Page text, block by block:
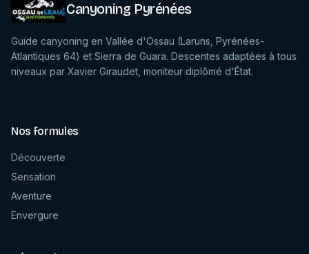
Canyoning Pyrénées
Guide canyoning en Vallée d'Ossau (Laruns, Pyrénées-
Atlantiques 64) et Sierra de Guara. Descentes adaptées à tous
niveaux par Xavier Giraudet, moniteur diplômé d'État.
Nos formules
Découverte
Sensation
Aventure
Envergure